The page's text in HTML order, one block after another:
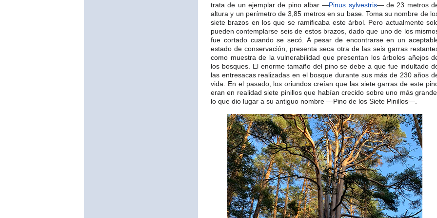
trata de un ejemplar de pino albar —Pinus sylvestris— de 23 metros
altura y un perímetro de 3,85 metros en su base. Toma su nombre de
siete brazos en los que se ramificaba este árbol. Pero actualmente
pueden contemplarse seis de estos brazos, dado que uno de los
fue cortado cuando se secó. A pesar de encontrarse en un
estado de conservación, presenta seca otra de las seis garras
como muestra de la vulnerabilidad que presentan los árboles añejos
los bosques. El enorme tamaño del pino se debe a que fue indultado
las entresacas realizadas en el bosque durante sus más de 230 años
vida. En el pasado, los oriundos creían que las siete garras de este
eran en realidad siete pinillos que habían crecido sobre uno más
lo que dio lugar a su antiguo nombre —Pino de los Siete Pinillos—.